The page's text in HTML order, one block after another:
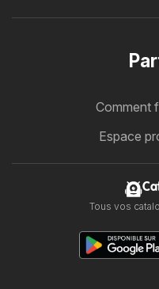
Comment
Espace
Tous vos